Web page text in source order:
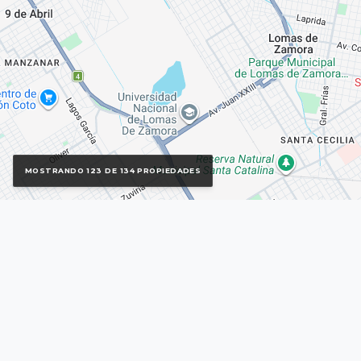
MOSTRANDO 123 DE 134 PROPIEDADES